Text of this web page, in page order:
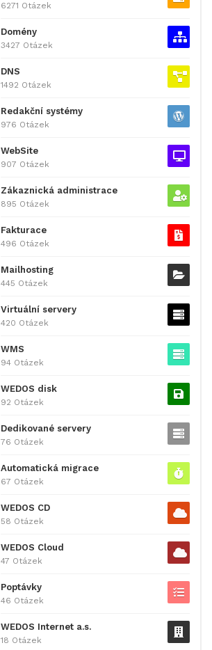
6271 Otázek
Domény
3427 Otázek
DNS
1492 Otázek
Redakční systémy
976 Otázek
WebSite
907 Otázek
Zákaznická administrace
895 Otázek
Fakturace
496 Otázek
Mailhosting
445 Otázek
Virtuální servery
420 Otázek
WMS
94 Otázek
WEDOS disk
92 Otázek
Dedikované servery
76 Otázek
Automatická migrace
67 Otázek
WEDOS CD
58 Otázek
WEDOS Cloud
47 Otázek
Poptávky
46 Otázek
WEDOS Internet a.s.
18 Otázek